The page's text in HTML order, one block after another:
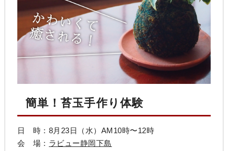
簡単！苔玉手作り体験
日 時：8月23日（水）AM10時〜12時
会 場： ラビュー静岡下島